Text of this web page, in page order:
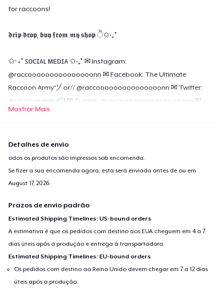
for raccoons!
𝖉𝖗𝖎𝖕 𝖉𝖗𝖔𝖕, 𝖇𝖚𝖞 𝖋𝖗𝖔𝖒 𝖒𝖞 𝖘𝖍𝖔𝖕 ੈ✩‧₊˚
✩‧₊˚ ꜱᴏᴄɪᴀʟ ᴍᴇᴅɪᴀ ✩‧₊˚ ✉ Instagram:
@raccooooooooooooooonn ✉ Facebook: The Ultimate
Raccoon Armyヅ or// @raccooooooooooooooonn ✉ Twitter:
@raccoonarmy101 ✉ Tumblr: @raccooooooooooooooonn ✉
Tik Tok: @raccooooooooooooooonn ✉ Email:
when you take a picture and post it on your story/page for a
merch from my store would serve as an amazing gift to your
friends and family. ✨
Mostrar Mais
Detalhes de envio
odos os produtos são impressos sob encomenda.
Se fizer a sua encomenda agora, esta será enviada antes de ou em
August 17, 2026.
Prazos de envio padrão
Estimated Shipping Timelines: US-bound orders
A estimativa é que os pedidos com destino aos EUA cheguem em 4 a 7
dias úteis após a produção e entrega à transportadora.
Estimated Shipping Timelines: EU-bound orders
Os pedidos com destino ao Reino Unido devem chegar em 7 a 12 dias
úteis após a produção.